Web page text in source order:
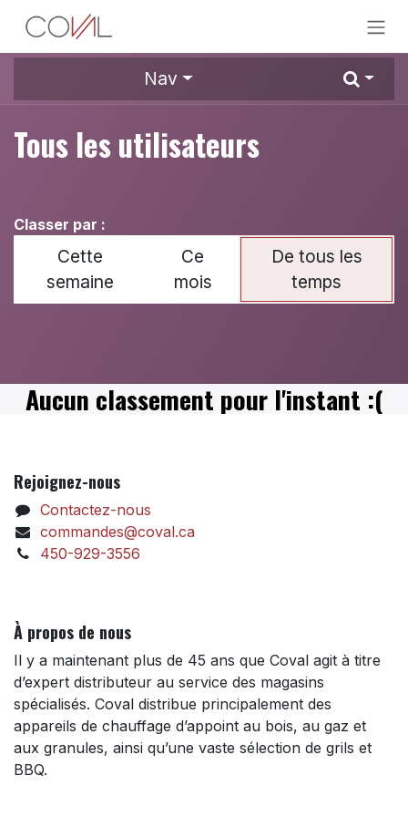
Se rendre au contenu
Nav
Tous les utilisateurs
Classer par :
Cette
semaine
Ce
mois
De tous les
temps
Aucun classement pour l'instant :(
Rejoignez-nous
Contactez-nous
commandes@coval.ca
450-929-3556
À propos de nous
Il y a maintenant plus de 45 ans que Coval agit à titre
d’expert distributeur au service des magasins
spécialisés. Coval distribue principalement des
appareils de chauffage d’appoint au bois, au gaz et
aux granules, ainsi qu’une vaste sélection de grils et
BBQ.